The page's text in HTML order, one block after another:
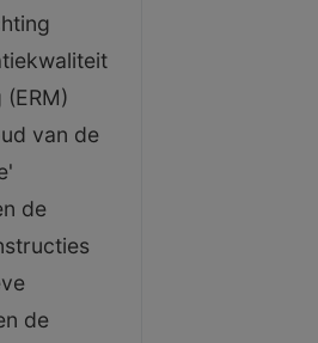
van de
de
de